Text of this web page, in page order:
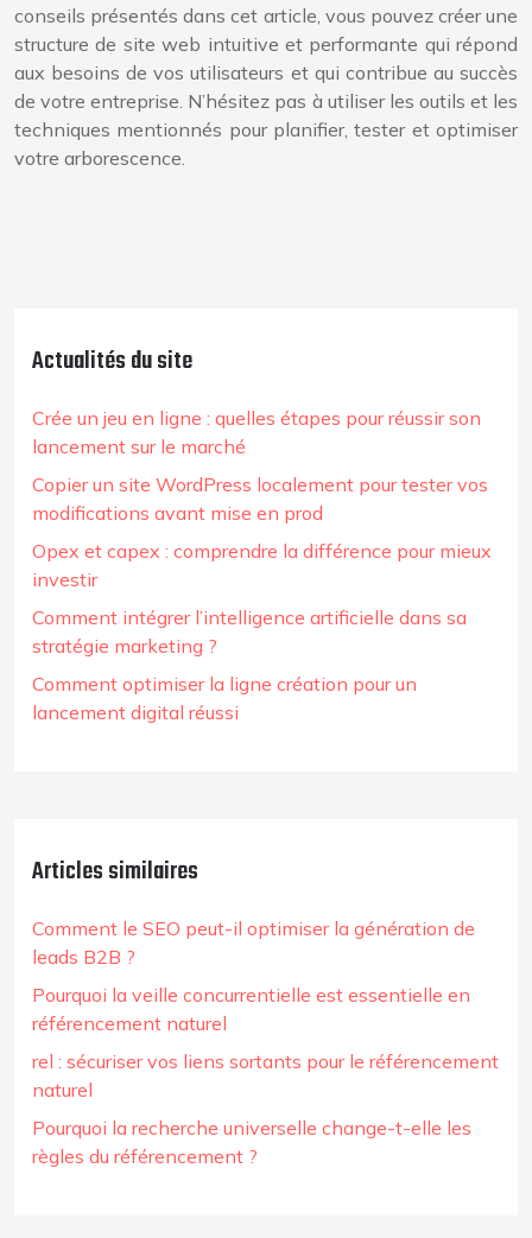
conseils présentés dans cet article, vous pouvez créer une
structure de site web intuitive et performante qui répond
aux besoins de vos utilisateurs et qui contribue au succès
de votre entreprise. N’hésitez pas à utiliser les outils et les
techniques mentionnés pour planifier, tester et optimiser
votre arborescence.
Actualités du site
Crée un jeu en ligne : quelles étapes pour réussir son
lancement sur le marché
Copier un site WordPress localement pour tester vos
modifications avant mise en prod
Opex et capex : comprendre la différence pour mieux
investir
Comment intégrer l’intelligence artificielle dans sa
stratégie marketing ?
Comment optimiser la ligne création pour un
lancement digital réussi
Articles similaires
Comment le SEO peut-il optimiser la génération de
leads B2B ?
Pourquoi la veille concurrentielle est essentielle en
référencement naturel
rel : sécuriser vos liens sortants pour le référencement
naturel
Pourquoi la recherche universelle change-t-elle les
règles du référencement ?